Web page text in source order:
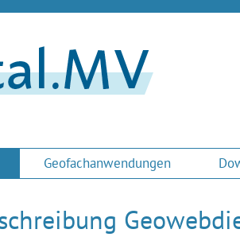
Geofachanwendungen